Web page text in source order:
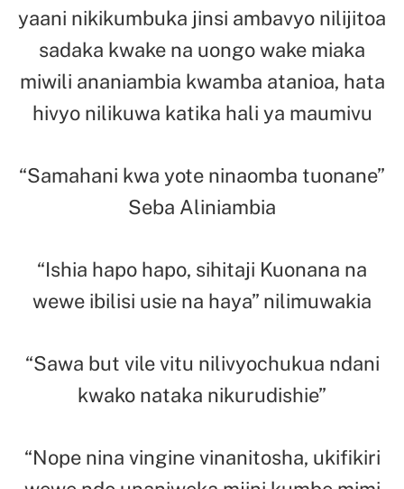
yaani nikikumbuka jinsi ambavyo nilijitoa
sadaka kwake na uongo wake miaka
miwili ananiambia kwamba atanioa, hata
hivyo nilikuwa katika hali ya maumivu
“Samahani kwa yote ninaomba tuonane”
Seba Aliniambia
“Ishia hapo hapo, sihitaji Kuonana na
wewe ibilisi usie na haya” nilimuwakia
“Sawa but vile vitu nilivyochukua ndani
kwako nataka nikurudishie”
“Nope nina vingine vinanitosha, ukifikiri